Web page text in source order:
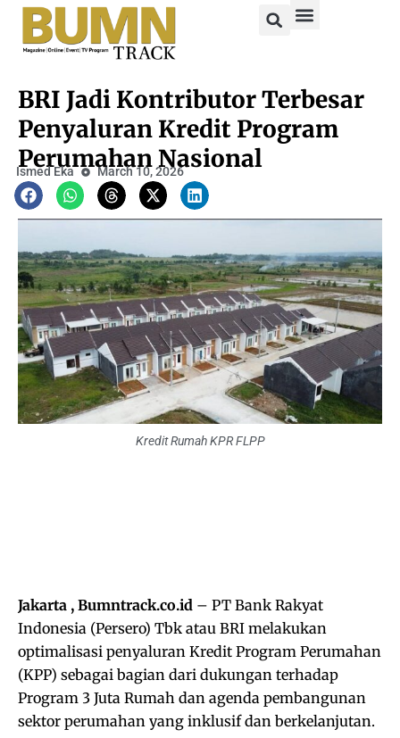
BRI Jadi Kontributor Terbesar
Penyaluran Kredit Program
Perumahan Nasional
Ismed Eka March 10, 2026
Kredit Rumah KPR FLPP
Jakarta , Bumntrack.co.id – PT Bank Rakyat
Indonesia (Persero) Tbk atau BRI melakukan
optimalisasi penyaluran Kredit Program Perumahan
(KPP) sebagai bagian dari dukungan terhadap
Program 3 Juta Rumah dan agenda pembangunan
sektor perumahan yang inklusif dan berkelanjutan.